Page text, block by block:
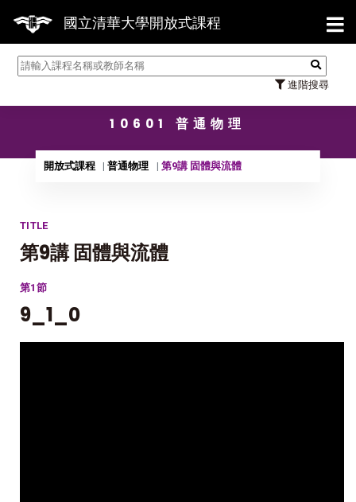
國立清華大學開放式課程
進階搜尋
【7/31】
10601 普通物理
開放式課程 普通物理 第9講 固體與流體
TITLE
第9講 固體與流體
第1節
9_1_0